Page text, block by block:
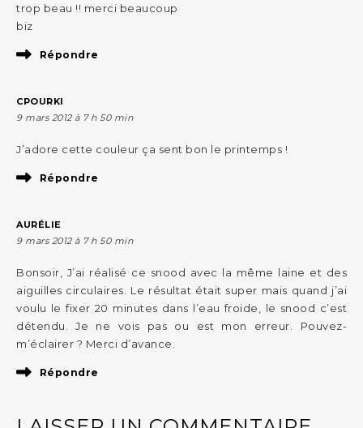
trop beau !! merci beaucoup
biz
Répondre
CPOURKI
9 mars 2012 à 7 h 50 min
J’adore cette couleur ça sent bon le printemps !
Répondre
AURÉLIE
9 mars 2012 à 7 h 50 min
Bonsoir, J’ai réalisé ce snood avec la même laine et des
aiguilles circulaires. Le résultat était super mais quand j’ai
voulu le fixer 20 minutes dans l’eau froide, le snood c’est
détendu. Je ne vois pas ou est mon erreur. Pouvez-
m’éclairer ? Merci d’avance.
Répondre